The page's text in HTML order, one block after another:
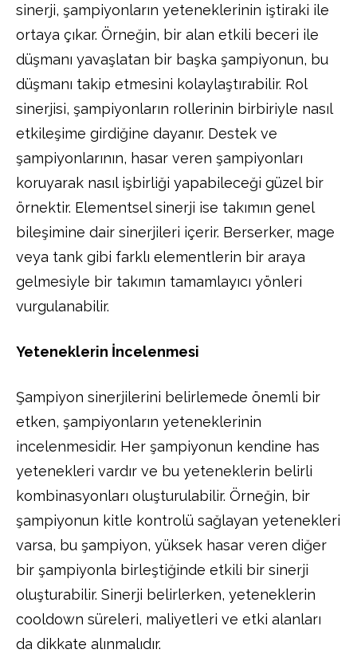
sinerji, şampiyonların yeteneklerinin iştiraki ile
ortaya çıkar. Örneğin, bir alan etkili beceri ile
düşmanı yavaşlatan bir başka şampiyonun, bu
düşmanı takip etmesini kolaylaştırabilir. Rol
sinerjisi, şampiyonların rollerinin birbiriyle nasıl
etkileşime girdiğine dayanır. Destek ve
şampiyonlarının, hasar veren şampiyonları
koruyarak nasıl işbirliği yapabileceği güzel bir
örnektir. Elementsel sinerji ise takımın genel
bileşimine dair sinerjileri içerir. Berserker, mage
veya tank gibi farklı elementlerin bir araya
gelmesiyle bir takımın tamamlayıcı yönleri
vurgulanabilir.
Yeteneklerin İncelenmesi
Şampiyon sinerjilerini belirlemede önemli bir
etken, şampiyonların yeteneklerinin
incelenmesidir. Her şampiyonun kendine has
yetenekleri vardır ve bu yeteneklerin belirli
kombinasyonları oluşturulabilir. Örneğin, bir
şampiyonun kitle kontrolü sağlayan yetenekleri
varsa, bu şampiyon, yüksek hasar veren diğer
bir şampiyonla birleştiğinde etkili bir sinerji
oluşturabilir. Sinerji belirlerken, yeteneklerin
cooldown süreleri, maliyetleri ve etki alanları
da dikkate alınmalıdır.